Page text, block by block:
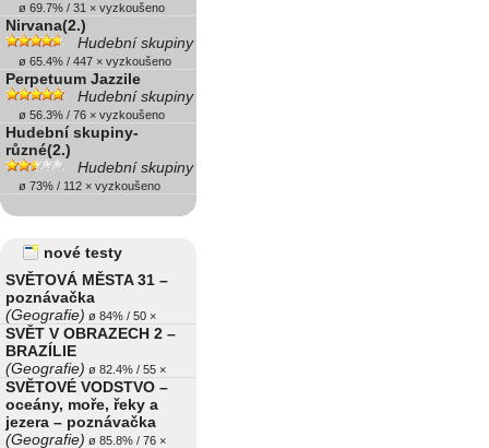
ø 69.7% / 31 × vyzkoušeno
Nirvana(2.)
Hudební skupiny
ø 65.4% / 447 × vyzkoušeno
Perpetuum Jazzile
Hudební skupiny
ø 56.3% / 76 × vyzkoušeno
Hudební skupiny-
různé(2.)
Hudební skupiny
ø 73% / 112 × vyzkoušeno
nové testy
SVĚTOVÁ MĚSTA 31 –
poznávačka
(Geografie) ø 84% / 50 ×
SVĚT V OBRAZECH 2 –
BRAZÍLIE
(Geografie) ø 82.4% / 55 ×
SVĚTOVÉ VODSTVO –
oceány, moře, řeky a
jezera – poznávačka
(Geografie) ø 85.8% / 76 ×